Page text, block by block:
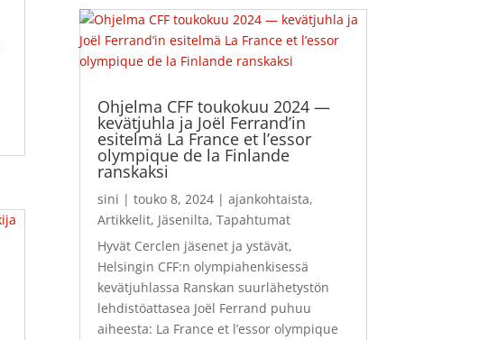
Ohjelma CFF toukokuu 2024 —
kevätjuhla ja Joël Ferrand’in
esitelmä La France et l’essor
olympique de la Finlande
ranskaksi
sini | touko 8, 2024| ajankohtaista,
Artikkelit, Jäsenilta, Tapahtumat
Hyvät Cerclen jäsenet ja ystävät,
Helsingin CFF:n olympiahenkisessä
kevätjuhlassa Ranskan suurlähetystön
lehdistöattasea Joël Ferrand puhuu
aiheesta: La France et l’essor olympique